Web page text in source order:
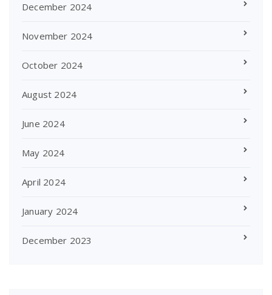
December 2024
November 2024
October 2024
August 2024
June 2024
May 2024
April 2024
January 2024
December 2023